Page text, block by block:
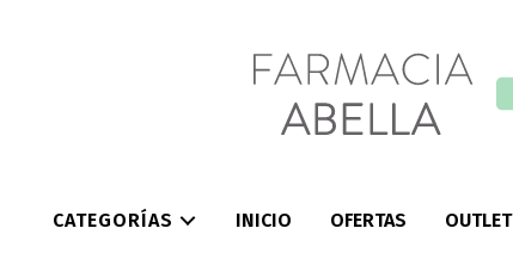
CATEGORÍAS INICIO OFERTAS OUTLET